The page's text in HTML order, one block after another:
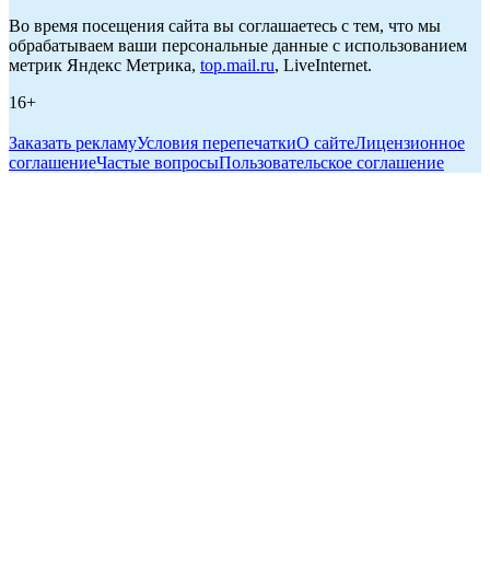
Во время посещения сайта вы соглашаетесь с тем, что мы
обрабатываем ваши персональные данные с использованием
метрик Яндекс Метрика, top.mail.ru, LiveInternet.
16+
Заказать рекламуУсловия перепечаткиО сайтеЛицензионное
соглашениеЧастые вопросыПользовательское соглашение